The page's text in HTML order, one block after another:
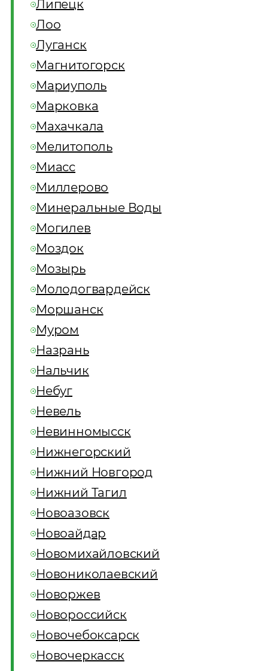
Липецк
Лоо
Луганск
Магнитогорск
Мариуполь
Марковка
Махачкала
Мелитополь
Миасс
Миллерово
Минеральные Воды
Могилев
Моздок
Мозырь
Молодогвардейск
Моршанск
Муром
Назрань
Нальчик
Небуг
Невель
Невинномысск
Нижнегорский
Нижний Новгород
Нижний Тагил
Новоазовск
Новоайдар
Новомихайловский
Новониколаевский
Новоржев
Новороссийск
Новочебоксарск
Новочеркасск